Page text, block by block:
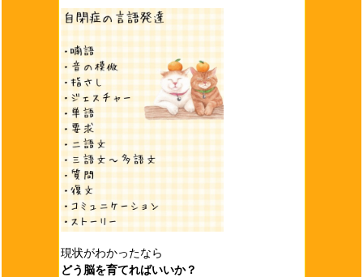
現状がわかったなら
どう脳を育てればいいか？